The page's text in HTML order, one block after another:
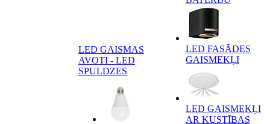
LED GAISMAS
AVOTI - LED
SPULDZES
LED FASĀDES
GAISMEKĻI
LED GAISMEKĻI
AR KUSTĪBAS